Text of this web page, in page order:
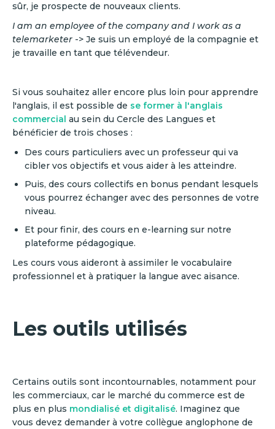
sûr, je prospecte de nouveaux clients.
I am an employee of the company and I work as a
telemarketer -> Je suis un employé de la compagnie et
je travaille en tant que télévendeur.
Si vous souhaitez aller encore plus loin pour apprendre
l'anglais, il est possible de se former à l'anglais
commercial au sein du Cercle des Langues et
bénéficier de trois choses :
Des cours particuliers avec un professeur qui va
cibler vos objectifs et vous aider à les atteindre.
Puis, des cours collectifs en bonus pendant lesquels
vous pourrez échanger avec des personnes de votre
niveau.
Et pour finir, des cours en e-learning sur notre
plateforme pédagogique.
Les cours vous aideront à assimiler le vocabulaire
professionnel et à pratiquer la langue avec aisance.
Les outils utilisés
Certains outils sont incontournables, notamment pour
les commerciaux, car le marché du commerce est de
plus en plus mondialisé et digitalisé. Imaginez que
vous devez demander à votre collègue anglophone de